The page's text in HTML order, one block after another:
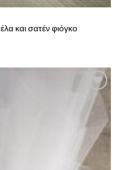
και σατέν φιόγκο
Πρόσθήκη
στην λίστα
επιθυμιών